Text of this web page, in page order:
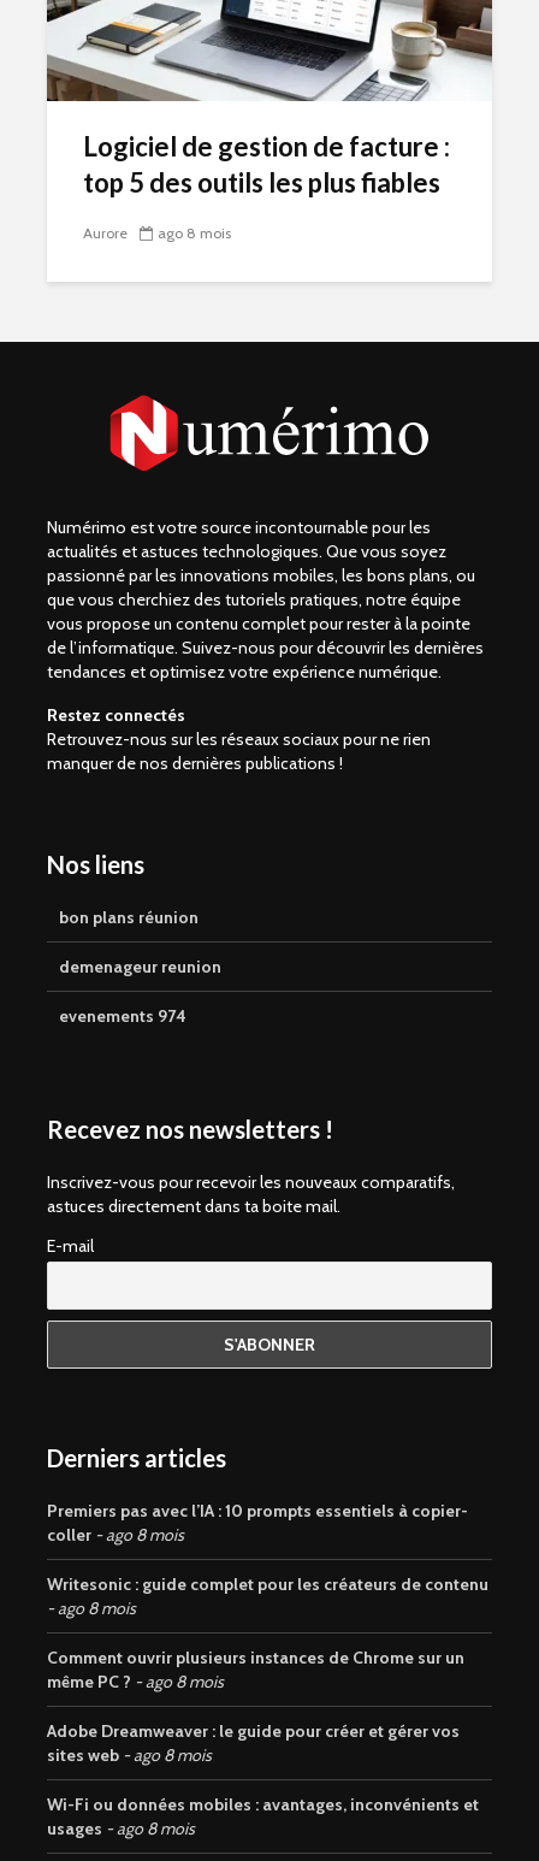
Logiciel de gestion de facture :
top 5 des outils les plus fiables
Aurore ago 8 mois
Numérimo est votre source incontournable pour les
actualités et astuces technologiques. Que vous soyez
passionné par les innovations mobiles, les bons plans, ou
que vous cherchiez des tutoriels pratiques, notre équipe
vous propose un contenu complet pour rester à la pointe
de l’informatique. Suivez-nous pour découvrir les dernières
tendances et optimisez votre expérience numérique.
Restez connectés
Retrouvez-nous sur les réseaux sociaux pour ne rien
manquer de nos dernières publications !
Nos liens
bon plans réunion
demenageur reunion
evenements 974
Recevez nos newsletters !
Inscrivez-vous pour recevoir les nouveaux comparatifs,
astuces directement dans ta boite mail.
E-mail
Derniers articles
Premiers pas avec l’IA : 10 prompts essentiels à copier-
coller
ago 8 mois
Writesonic : guide complet pour les créateurs de contenu
ago 8 mois
Comment ouvrir plusieurs instances de Chrome sur un
même PC ?
ago 8 mois
Adobe Dreamweaver : le guide pour créer et gérer vos
sites web
ago 8 mois
Wi-Fi ou données mobiles : avantages, inconvénients et
usages
ago 8 mois